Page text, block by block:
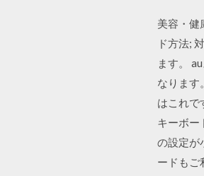
美容・健
ド方法;
ます。
なります
はこれで
キーボー
の設定が
ードもご